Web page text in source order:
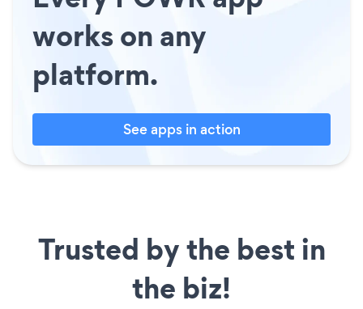
works on any
platform.
See apps in action
Trusted by the best in
the biz!